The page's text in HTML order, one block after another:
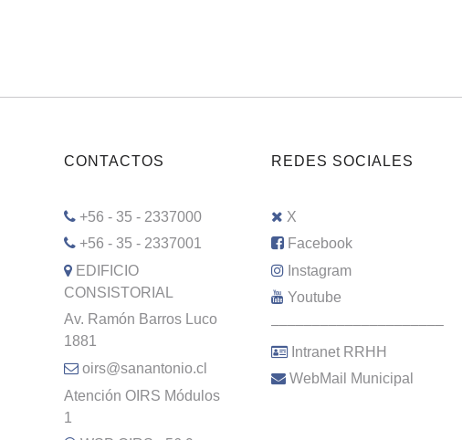
CONTACTOS
+56 - 35 - 2337000
+56 - 35 - 2337001
EDIFICIO
CONSISTORIAL
Av. Ramón Barros Luco
1881
oirs@sanantonio.cl
Atención OIRS Módulos
1
REDES SOCIALES
X
Facebook
Instagram
Youtube
–––––––––––––––––––––
Intranet RRHH
WebMail Municipal